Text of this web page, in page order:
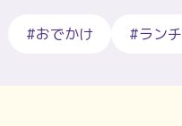
#おでかけ #ランチ